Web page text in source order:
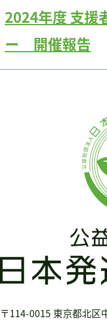
2024年度 支援
ー 開催報告
〒114-0015 東京都北区